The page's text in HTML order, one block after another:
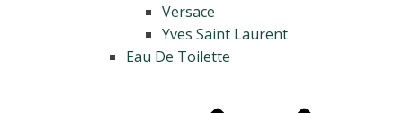
Versace
Yves Saint Laurent
Eau De Toilette